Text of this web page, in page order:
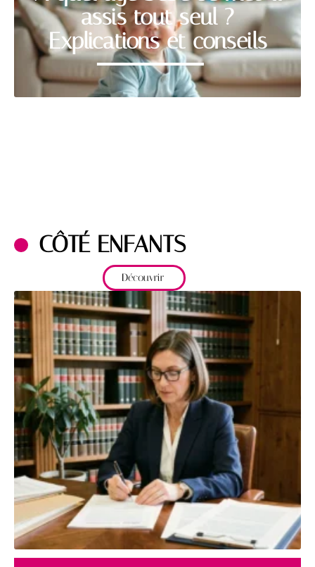
assis tout seul ?
Explications et conseils
CÔTÉ ENFANTS
Découvrir